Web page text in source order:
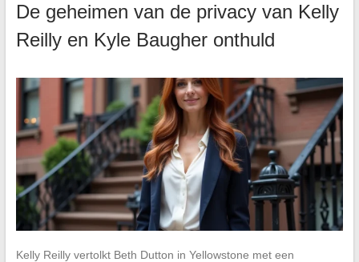
De geheimen van de privacy van Kelly
Reilly en Kyle Baugher onthuld
Kelly Reilly vertolkt Beth Dutton in Yellowstone met een